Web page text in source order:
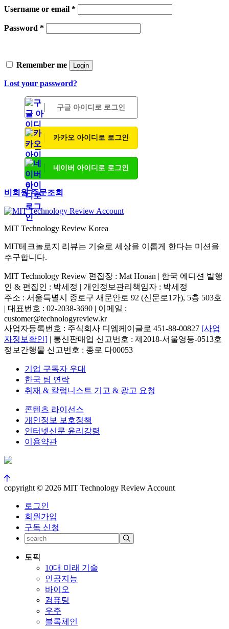
Username or email *
Password *
Remember me Login
Lost your password?
구글 아이디로 로그인
카카오 아이디로 로그인
네이버 아이디로 로그인
비회원 주문조회
MIT Technology Review Korea
MIT테크놀로지 리뷰는 기술로 세상을 이롭게 한다는 미션을
추구합니다.
MIT Technology Review 편집장 : Mat Honan | 한국 에디션 발행
인 & 편집인 : 박세정 | 개인정보관리책임자 : 박세정
주소 : 서울특별시 종로구 새문안로 92 (신문로1가), 5층 503호
| 대표번호 : 02-2038-3690 | 이메일 :
customer@technologyreview.kr
사업자등록번호 : 주식회사 디엠케이글로 451-88-00827 [사업
자정보확인] | 통신판매업 신고번호 : 제2018-서울영등-0513호
정보간행물 신고번호 : 종로 다00053
기업 구독자 우대
한국 팀 연락
취재 & 칼럼니스트 기고 & 광고 요청
콘텐츠 라이선스
개인정보 보호정책
인터넷신문 윤리강령
이용약관
copyright © 2026 MIT Technology Review Account
로그인
회원가입
구독 신청
토픽
10대 미래 기술
인공지능
바이오
컴퓨팅
우주
블록체인